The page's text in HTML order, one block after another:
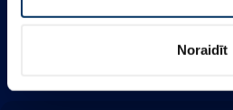
Noraidīt